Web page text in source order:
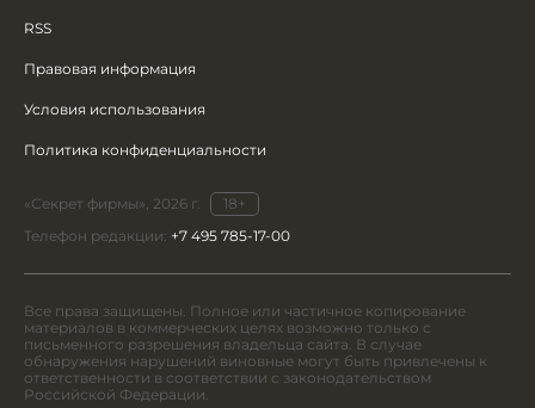
RSS
Правовая информация
Условия использования
Политика конфиденциальности
«Секрет фирмы», 2026 г.
18+
Телефон редакции: +7 495 785-17-00
Все права защищены. Полное или частичное копирование
материалов в коммерческих целях возможно только с
письменного разрешения владельца сайта. В случае
обнаружения нарушений виновные могут быть привлечены к
ответственности в соответствии с законодательством
Российской Федерации.